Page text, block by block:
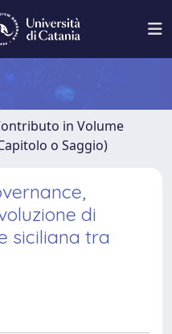
in Volume
o Saggio)
di
siciliana tra